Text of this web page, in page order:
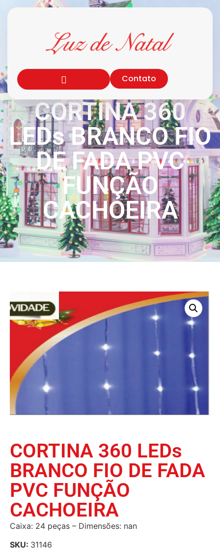
Contato
CORTINA 360
LEDs BRANCO FIO
DE FADA PVC
FUNÇÃO
CACHOEIRA
CORTINA 360 LEDs
BRANCO FIO DE FADA
PVC FUNÇÃO
CACHOEIRA
Caixa: 24 peças – Dimensões: nan
SKU: 31146